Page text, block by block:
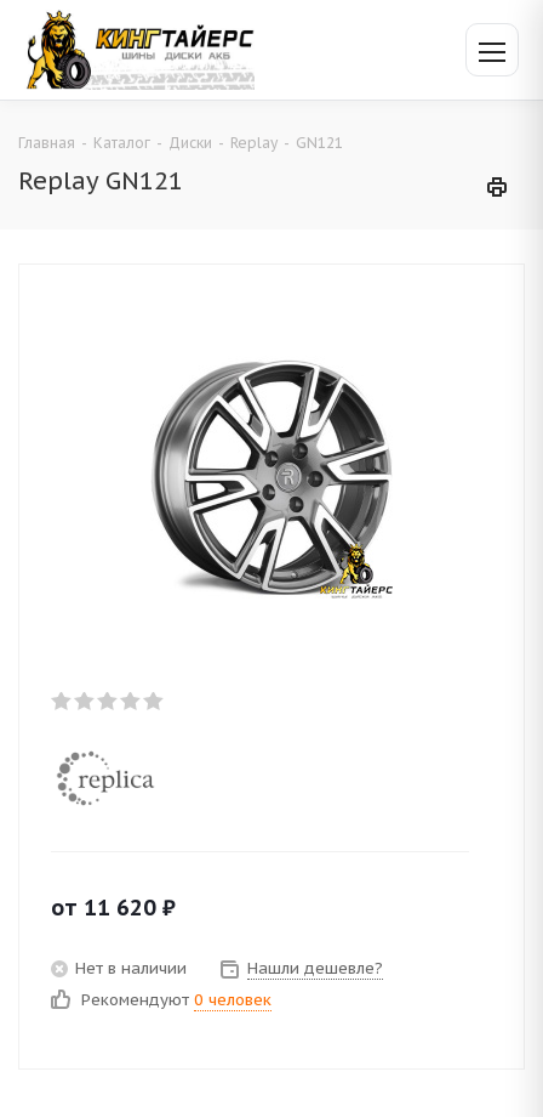
Главная - Каталог - Диски - Replay - GN121
Replay GN121
от 11 620 ₽
Нет в наличии
Нашли дешевле?
Рекомендуют 0 человек